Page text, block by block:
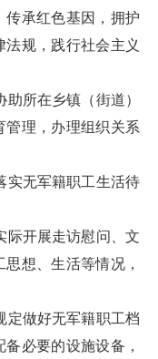
传承红色基因，拥护
规，践行社会主义
所在乡镇（街道）
管理，办理组织关系
实无军籍职工生活待
际开展走访慰问、文
想、生活等情况，
定做好无军籍职工档
必要的设施设备，